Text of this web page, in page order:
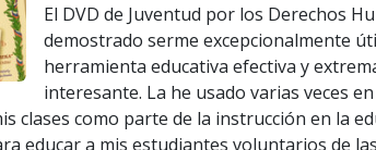
El DVD de Juventud por los Derechos
demostrado serme excepcionalmente
herramienta educativa efectiva y
interesante. La he usado varias veces
clases como parte de la instrucción en la
educar a mis estudiantes voluntarios de